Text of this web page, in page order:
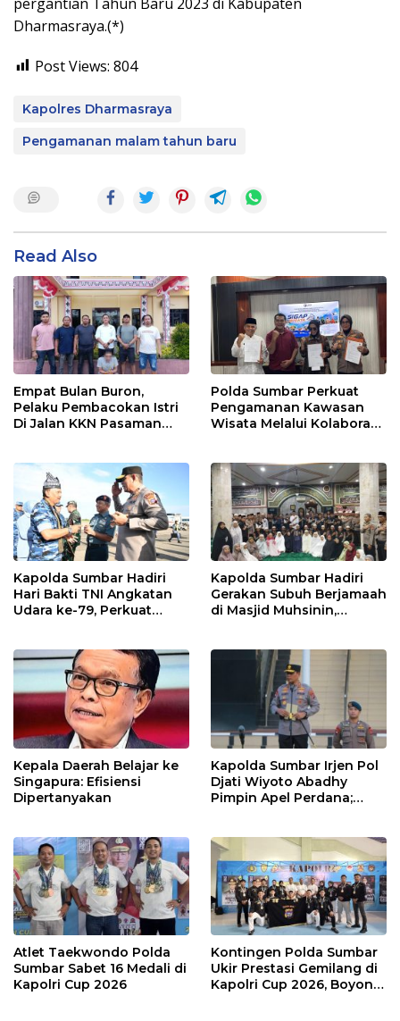
Dharmasraya.(*)
Post Views: 804
Kapolres Dharmasraya
Pengamanan malam tahun baru
Read Also
Empat Bulan Buron,
Pelaku Pembacokan Istri
Di Jalan KKN Pasaman
Pasbar Di Provinsi
Sumatera Utara
Polda Sumbar Perkuat
Pengamanan Kawasan
Wisata Melalui Kolaborasi
Kapolda Sumbar Hadiri
Hari Bakti TNI Angkatan
Udara ke-79, Perkuat
Kapolda Sumbar Hadiri
Gerakan Subuh Berjamaah
di Masjid Muhsinin,
Kepala Daerah Belajar ke
Singapura: Efisiensi
Dipertanyakan
Kapolda Sumbar Irjen Pol
Djati Wiyoto Abadhy
Pimpin Apel Perdana;
Atlet Taekwondo Polda
Sumbar Sabet 16 Medali di
Kapolri Cup 2026
Kontingen Polda Sumbar
Ukir Prestasi Gemilang di
Kapolri Cup 2026, Boyong